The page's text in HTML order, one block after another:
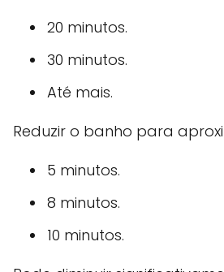
20 minutos.
30 minutos.
Até mais.
Reduzir o banho para
5 minutos.
8 minutos.
10 minutos.